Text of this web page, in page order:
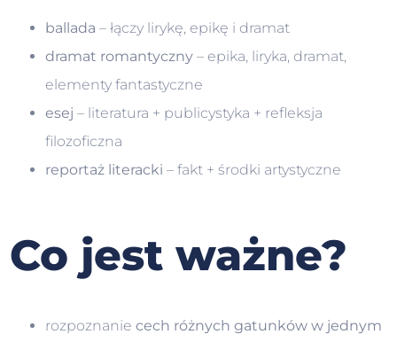
ballada – łączy lirykę, epikę i dramat
dramat romantyczny – epika, liryka, dramat,
elementy fantastyczne
esej – literatura + publicystyka + refleksja
filozoficzna
reportaż literacki – fakt + środki artystyczne
Co jest ważne?
rozpoznanie cech różnych gatunków w jednym